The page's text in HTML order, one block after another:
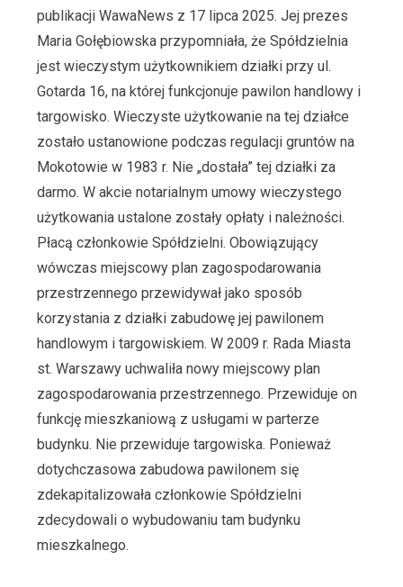
publikacji WawaNews z 17 lipca 2025. Jej prezes
Maria Gołębiowska przypomniała, że Spółdzielnia
jest wieczystym użytkownikiem działki przy ul.
Gotarda 16, na której funkcjonuje pawilon handlowy i
targowisko. Wieczyste użytkowanie na tej działce
zostało ustanowione podczas regulacji gruntów na
Mokotowie w 1983 r. Nie „dostała” tej działki za
darmo. W akcie notarialnym umowy wieczystego
użytkowania ustalone zostały opłaty i należności.
Płacą członkowie Spółdzielni. Obowiązujący
wówczas miejscowy plan zagospodarowania
przestrzennego przewidywał jako sposób
korzystania z działki zabudowę jej pawilonem
handlowym i targowiskiem. W 2009 r. Rada Miasta
st. Warszawy uchwaliła nowy miejscowy plan
zagospodarowania przestrzennego. Przewiduje on
funkcję mieszkaniową z usługami w parterze
budynku. Nie przewiduje targowiska. Ponieważ
dotychczasowa zabudowa pawilonem się
zdekapitalizowała członkowie Spółdzielni
zdecydowali o wybudowaniu tam budynku
mieszkalnego.